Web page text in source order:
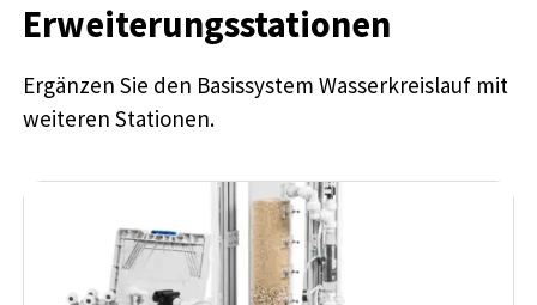
Erweiterungsstationen
Ergänzen Sie den Basissystem Wasserkreislauf mit
weiteren Stationen.